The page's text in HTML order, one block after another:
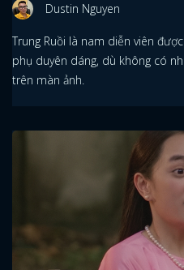
Dustin Nguyen
Trung Ruồi là nam diễn viên
phụ duyên dáng, dù không có
trên màn ảnh.